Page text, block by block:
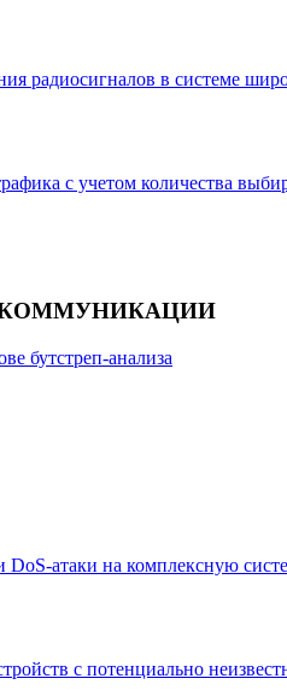
радиосигналов в системе
с учетом количества
бутстреп-анализа
атаки на комплексную
с потенциально